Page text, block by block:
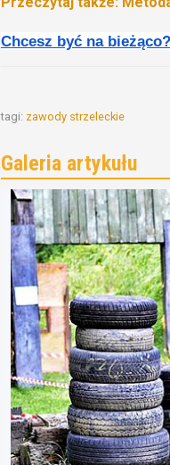
Chcesz być na
tagi: zawody strzeleckie